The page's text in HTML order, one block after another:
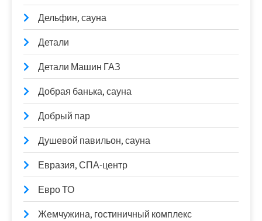
Дельфин, сауна
Детали
Детали Машин ГАЗ
Добрая банька, сауна
Добрый пар
Душевой павильон, сауна
Евразия, СПА-центр
Евро ТО
Жемчужина, гостиничный комплекс